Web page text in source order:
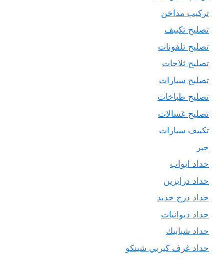
تركيب مداخن
تصليح تكييف
تصليح تلفونات
تصليح ثلاجات
تصليح سيارات
تصليح طباخات
تصليح غسالات
تكييف سيارات
حبر
حداد ابواب
حداد درابزين
حداد درج حديد
حداد ديوانيات
حداد شبابيك
حداد غرف كيربي شينكو